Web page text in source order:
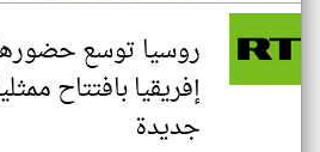
روسيا توسع
جديدة